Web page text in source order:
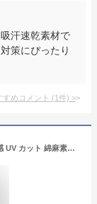
汗速乾素材で
策にぴったり
めコメント (1件) >
日本製 アームカバー 日焼け防止 レディース 冷感 UV カット 綿麻素材の肩まですっぽりロングアームカバー (グレー)